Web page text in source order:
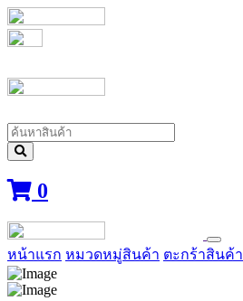
0
หน้าแรก หมวดหมู่สินค้า ตะกร้าสินค้า